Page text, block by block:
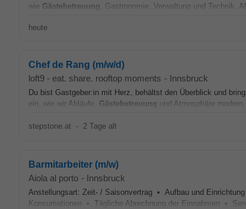
wie Gästebetreuung , Gastronomie, Verwaltung und Technik.
heute
Chef de Rang (m/w/d)
loft9 - eat. share. rooftop moments - Innsbruck
Du bist Gastgeber:in mit Herz, behältst den Überblick und
ein, wie wir Abläufe, Gästebetreuung und Atmosphäre
stepstone.at - 2 Tage alt
Barmitarbeiter (m/w)
Aiola al porto - Innsbruck
Anstellungsart: Zeit- / Saisonvertrag • Aufbau und
Konsumationen • Tägliche Abrechnung der Einnahmen •